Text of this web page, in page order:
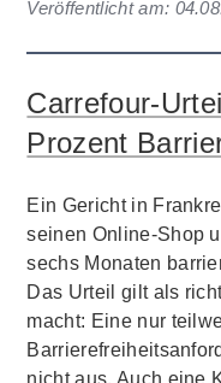
Veröffentlicht am:
Carrefour-
Prozent
Ein Gericht in
seinen Online-Shop
sechs Monaten
Das Urteil gilt als
macht: Eine nur